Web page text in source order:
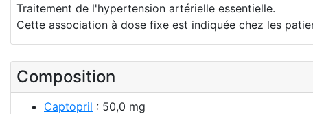
Traitement de l'hypertension artérielle essentielle.
Cette association à dose fixe est indiquée chez les
Composition
Captopril : 50,0 mg